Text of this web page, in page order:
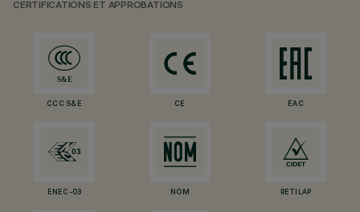
CERTIFICATIONS ET APPROBATIONS
CCC S&E CE EAC
ENEC-03 NOM RETILAP